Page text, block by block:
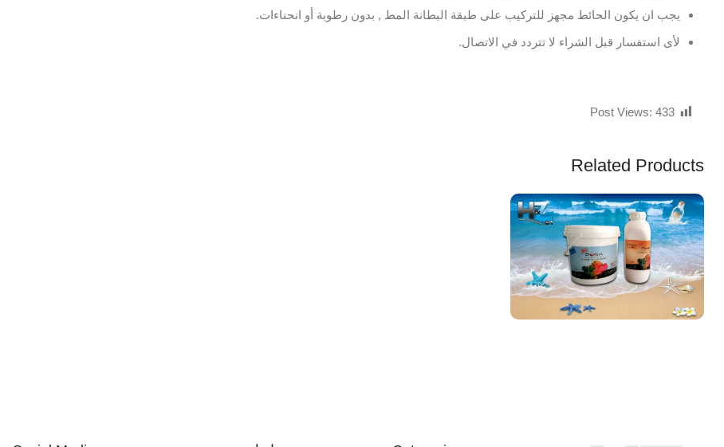
يجب ان يكون الحائط مجهز للتركيب على طبقة البطانة المط , بدون رطوبة أو انحناءات.
لأى استفسار قبل الشراء لا تتردد في الاتصال.
Post Views: 433
Related Products